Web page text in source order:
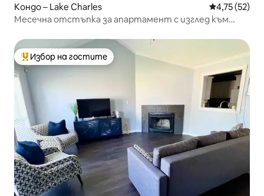
Кондо – Lake Charles Средна
4,75 (52)
Месечна отстъпка за апартамент с изглед към
Най-популярен избор на гостите
Избор на гостите